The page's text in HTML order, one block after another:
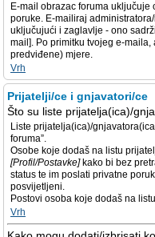
E-mail obrazac foruma
poruke. E-mailiraj
uključujući i zaglavlje - ono
mail]. Po primitku tvojeg e-
predviđene) mjere.
Vrh
Prijatelji/ce i gnjavatori/ce
Što su liste prijatelja(ica)/
Liste prijatelja(ica)/
foruma”.
Osobe koje dodaš na listu
[Profil/Postavke]kako bi bez
status te im poslati privatne
posvijetljeni.
Postovi osoba koje dodaš na
Vrh